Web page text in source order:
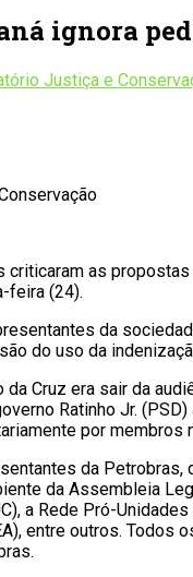
ignora
Justiça e
as
feira (24).
da
do uso da
Cruz era sair da
Ratinho Jr.
por
da Petrobras,
da Assembleia
a Rede Pró-
entre outros.